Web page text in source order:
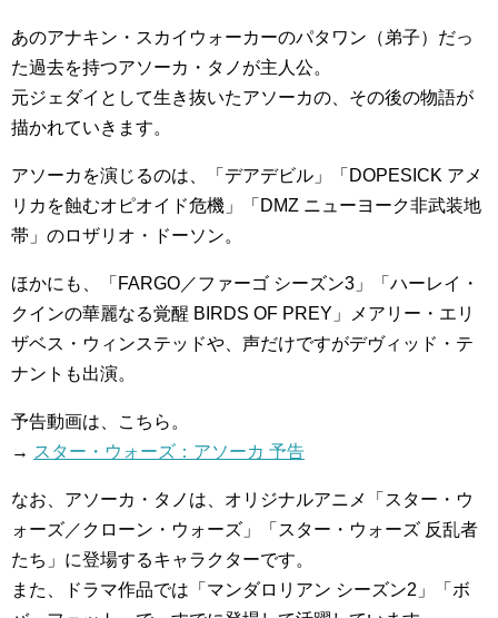
あのアナキン・スカイウォーカーのパタワン（弟子）だっ
た過去を持つアソーカ・タノが主人公。
元ジェダイとして生き抜いたアソーカの、その後の物語が
描かれていきます。
アソーカを演じるのは、「デアデビル」「DOPESICK アメ
リカを蝕むオピオイド危機」「DMZ ニューヨーク非武装地
帯」のロザリオ・ドーソン。
ほかにも、「FARGO／ファーゴ シーズン3」「ハーレイ・
クインの華麗なる覚醒 BIRDS OF PREY」メアリー・エリ
ザベス・ウィンステッドや、声だけですがデヴィッド・テ
ナントも出演。
予告動画は、こちら。
→ スター・ウォーズ：アソーカ 予告
なお、アソーカ・タノは、オリジナルアニメ「スター・ウ
ォーズ／クローン・ウォーズ」「スター・ウォーズ 反乱者
たち」に登場するキャラクターです。
また、ドラマ作品では「マンダロリアン シーズン2」「ボ